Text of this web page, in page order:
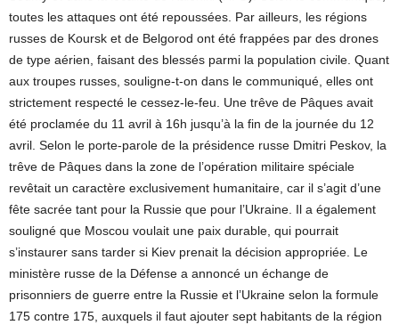
toutes les attaques ont été repoussées. Par ailleurs, les régions
russes de Koursk et de Belgorod ont été frappées par des drones
de type aérien, faisant des blessés parmi la population civile. Quant
aux troupes russes, souligne-t-on dans le communiqué, elles ont
strictement respecté le cessez-le-feu. Une trêve de Pâques avait
été proclamée du 11 avril à 16h jusqu’à la fin de la journée du 12
avril. Selon le porte-parole de la présidence russe Dmitri Peskov, la
trêve de Pâques dans la zone de l’opération militaire spéciale
revêtait un caractère exclusivement humanitaire, car il s’agit d’une
fête sacrée tant pour la Russie que pour l’Ukraine. Il a également
souligné que Moscou voulait une paix durable, qui pourrait
s’instaurer sans tarder si Kiev prenait la décision appropriée. Le
ministère russe de la Défense a annoncé un échange de
prisonniers de guerre entre la Russie et l’Ukraine selon la formule
175 contre 175, auxquels il faut ajouter sept habitants de la région